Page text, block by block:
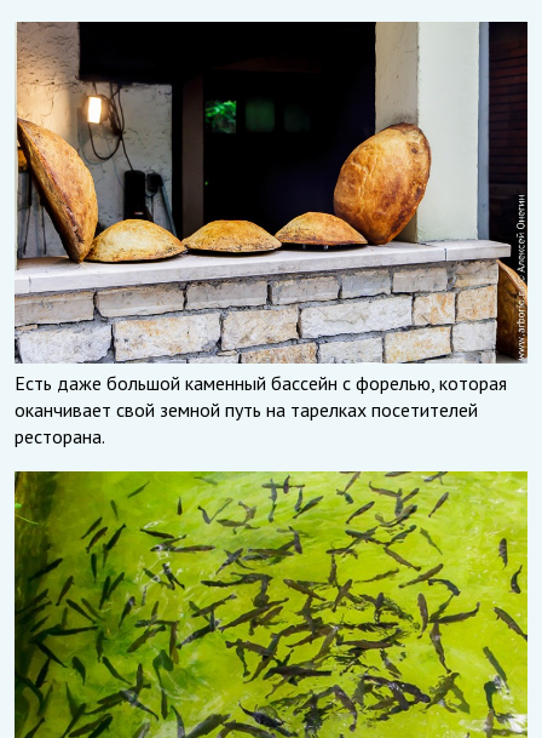
Есть даже большой каменный бассейн с форелью, которая
оканчивает свой земной путь на тарелках посетителей
ресторана.